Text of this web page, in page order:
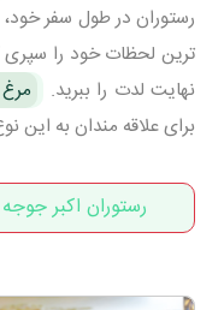
رستوران در طول سفر خود،
ترین لحظات خود را سپری
نهایت لدت را ببرید.
برای علاقه مندان به این
رستوران اکبر